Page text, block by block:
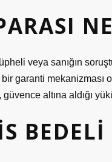
veya sanığın
garanti mekanizması
altına aldığı